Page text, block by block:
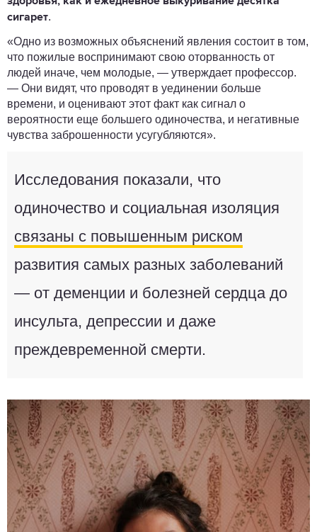
сигарет.
«Одно из возможных объяснений явления состоит в том,
что пожилые воспринимают свою оторванность от
людей иначе, чем молодые, ― утверждает профессор.
― Они видят, что проводят в уединении больше
времени, и оценивают этот факт как сигнал о
вероятности еще большего одиночества, и негативные
чувства заброшенности усугубляются».
Исследования показали, что
одиночество и социальная изоляция
связаны с повышенным риском
развития самых разных заболеваний
― от деменции и болезней сердца до
инсульта, депрессии и даже
преждевременной смерти.